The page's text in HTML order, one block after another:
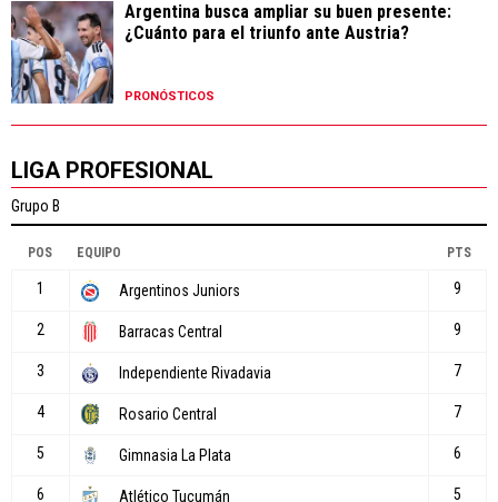
Argentina busca ampliar su buen presente:
¿Cuánto para el triunfo ante Austria?
PRONÓSTICOS
LIGA PROFESIONAL